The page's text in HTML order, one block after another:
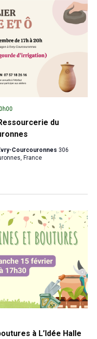
du
Courcouronnes 306
France
à L’Idée Halle